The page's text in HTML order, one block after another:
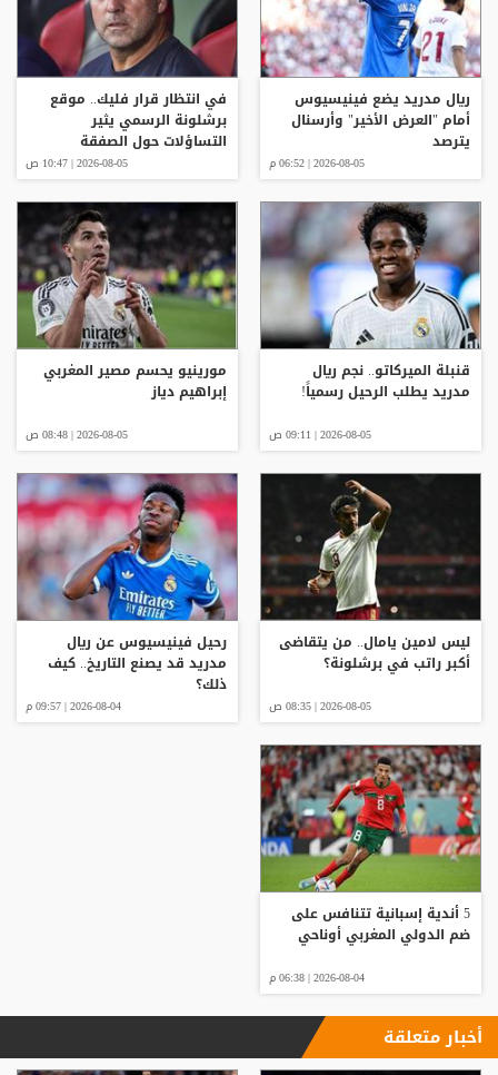
ريال مدريد يضع فينيسيوس
أمام "العرض الأخير" وأرسنال
يترصد
2026-08-05 | 06:52 م
في انتظار قرار فليك.. موقع
برشلونة الرسمي يثير
التساؤلات حول الصفقة
2026-08-05 | 10:47 ص
قنبلة الميركاتو.. نجم ريال
مدريد يطلب الرحيل رسمياً!
2026-08-05 | 09:11 ص
مورينيو يحسم مصير المغربي
إبراهيم دياز
2026-08-05 | 08:48 ص
ليس لامين يامال.. من يتقاضى
أكبر راتب في برشلونة؟
2026-08-05 | 08:35 ص
رحيل فينيسيوس عن ريال
مدريد قد يصنع التاريخ.. كيف
ذلك؟
2026-08-04 | 09:57 م
5 أندية إسبانية تتنافس على
ضم الدولي المغربي أوناحي
2026-08-04 | 06:38 م
أخبار متعلقة